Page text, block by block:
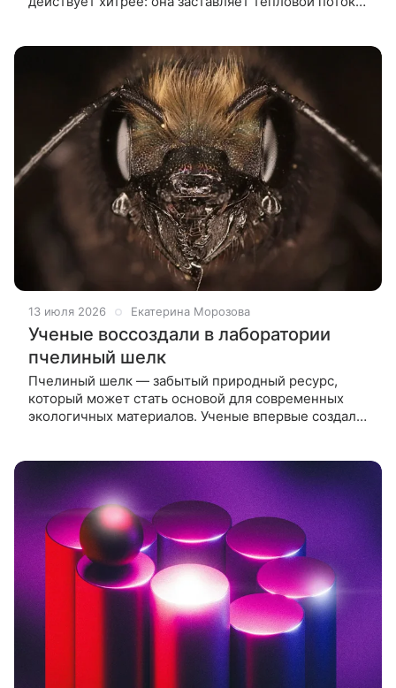
13 июля 2026 Екатерина Морозова
Ученые воссоздали в лаборатории
пчелиный шелк
Пчелиный шелк — забытый природный ресурс,
который может стать основой для современных
экологичных материалов. Ученые впервые создали